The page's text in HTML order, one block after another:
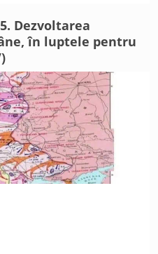
Dezvoltarea
în luptele pentru